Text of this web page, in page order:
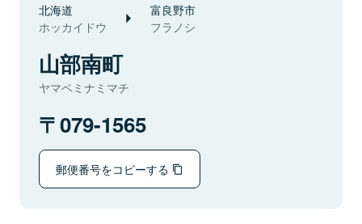
北海道
ホッカイドウ
富良野市
フラノシ
山部南町
ヤマベミナミマチ
079-1565
郵便番号をコピーする